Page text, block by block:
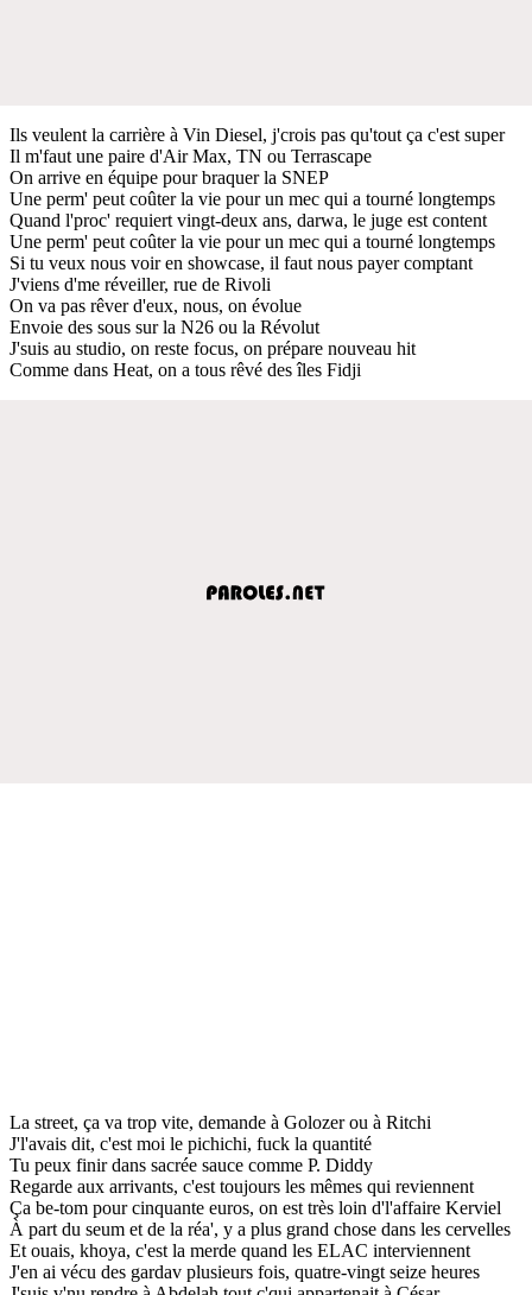
Ils veulent la carrière à Vin Diesel, j'crois pas qu'tout ça c'est super
Il m'faut une paire d'Air Max, TN ou Terrascape
On arrive en équipe pour braquer la SNEP
Une perm' peut coûter la vie pour un mec qui a tourné longtemps
Quand l'proc' requiert vingt-deux ans, darwa, le juge est content
Une perm' peut coûter la vie pour un mec qui a tourné longtemps
Si tu veux nous voir en showcase, il faut nous payer comptant
J'viens d'me réveiller, rue de Rivoli
On va pas rêver d'eux, nous, on évolue
Envoie des sous sur la N26 ou la Révolut
J'suis au studio, on reste focus, on prépare nouveau hit
Comme dans Heat, on a tous rêvé des îles Fidji
La street, ça va trop vite, demande à Golozer ou à Ritchi
J'l'avais dit, c'est moi le pichichi, fuck la quantité
Tu peux finir dans sacrée sauce comme P. Diddy
Regarde aux arrivants, c'est toujours les mêmes qui reviennent
Ça be-tom pour cinquante euros, on est très loin d'l'affaire Kerviel
À part du seum et de la réa', y a plus grand chose dans les cervelles
Et ouais, khoya, c'est la merde quand les ELAC interviennent
J'en ai vécu des gardav plusieurs fois, quatre-vingt seize heures